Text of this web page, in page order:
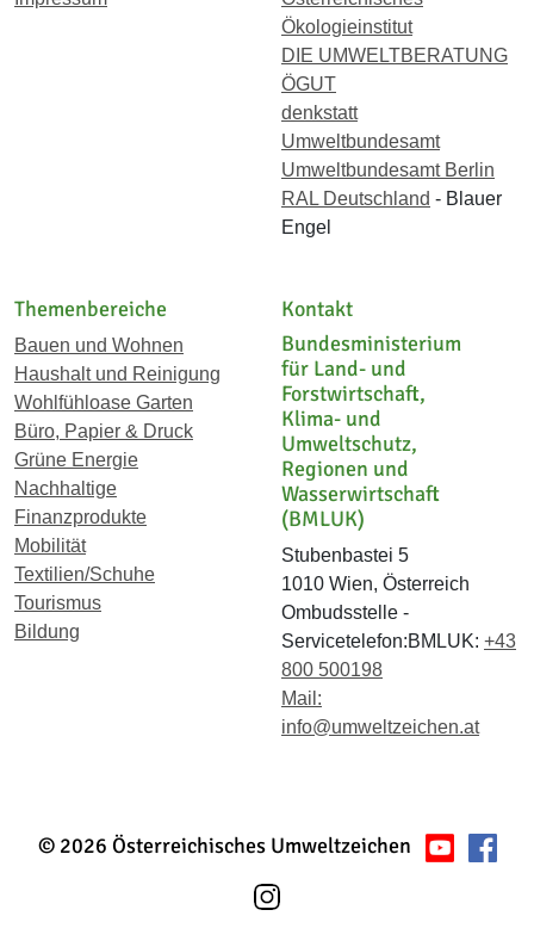
Ökologieinstitut
DIE UMWELTBERATUNG
ÖGUT
denkstatt
Umweltbundesamt
Umweltbundesamt Berlin
RAL Deutschland - Blauer
Engel
Themenbereiche
Bauen und Wohnen
Haushalt und Reinigung
Wohlfühloase Garten
Büro, Papier & Druck
Grüne Energie
Nachhaltige
Finanzprodukte
Mobilität
Textilien/Schuhe
Tourismus
Bildung
Kontakt
Bundesministerium
für Land- und
Forstwirtschaft,
Klima- und
Umweltschutz,
Regionen und
Wasserwirtschaft
(BMLUK)
Stubenbastei 5
1010 Wien, Österreich
Ombudsstelle -
Servicetelefon:BMLUK: +43
800 500198
Mail:
info@umweltzeichen.at
© 2026 Österreichisches Umweltzeichen